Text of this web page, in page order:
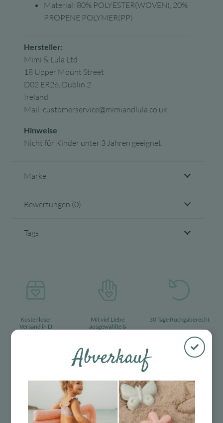
Material: 80% POLYESTER(WOVEN), 20%
PROPENE POLYMER(PP)
Hersteller:
Mimi & Lula Ltd
18 Upper Mount Street
D02 ER26, Dublin 2
Ireland
Mail: customerservice@mimiandlula.co.uk
Hinweise:
Nicht für Kinder unter 3 Jahren geeignet.
Marke
Bewertungen (0)
Tags
Kostenloser
Versand in D
Mit viel Liebe
ausgewählte &
30 Tage Rückgaberecht
Das Passt dazu
Abverkauf